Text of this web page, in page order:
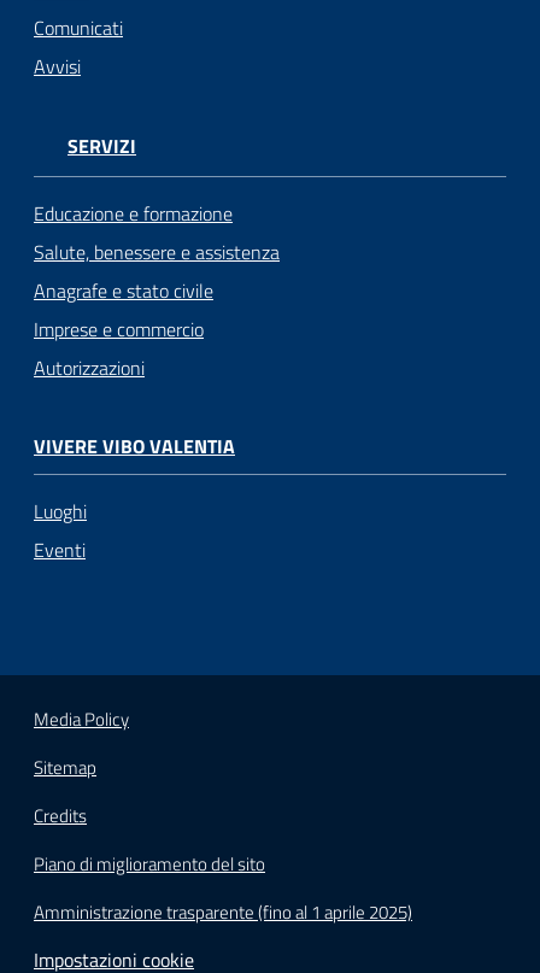
Comunicati
Avvisi
SERVIZI
Educazione e formazione
Salute, benessere e assistenza
Anagrafe e stato civile
Imprese e commercio
Autorizzazioni
VIVERE VIBO VALENTIA
Luoghi
Eventi
Media Policy
Sitemap
Credits
Piano di miglioramento del sito
Amministrazione trasparente (fino al 1 aprile 2025)
Impostazioni cookie